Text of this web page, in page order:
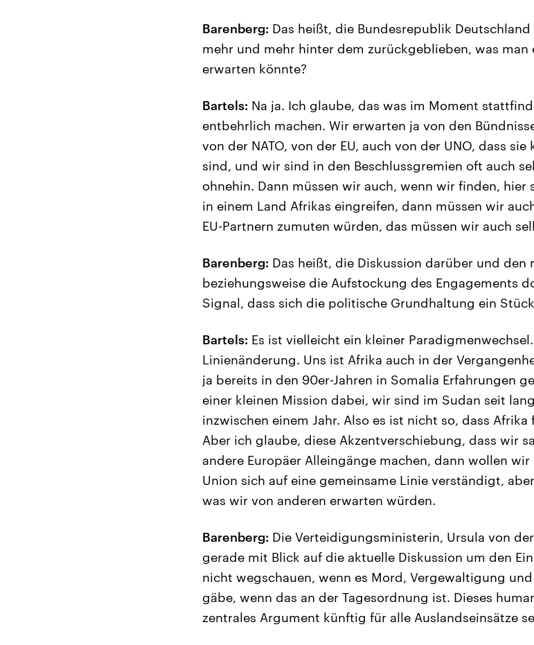
Barenberg: Das heißt, die Bundesrepublik
mehr und mehr hinter dem zurückgeblieben, was
erwarten könnte?
Bartels: Na ja. Ich glaube, das was im Moment
entbehrlich machen. Wir erwarten ja von den
von der NATO, von der EU, auch von der UNO, dass
sind, und wir sind in den Beschlussgremien oft auch
ohnehin. Dann müssen wir auch, wenn wir finden, hier
in einem Land Afrikas eingreifen, dann müssen wir
EU-Partnern zumuten würden, das müssen wir auch
Barenberg: Das heißt, die Diskussion darüber und den
beziehungsweise die Aufstockung des Engagements
Signal, dass sich die politische Grundhaltung ein
Bartels: Es ist vielleicht ein kleiner
Linienänderung. Uns ist Afrika auch in der
ja bereits in den 90er-Jahren in Somalia Erfahrungen
einer kleinen Mission dabei, wir sind im Sudan seit
inzwischen einem Jahr. Also es ist nicht so, dass
Aber ich glaube, diese Akzentverschiebung, dass wir
andere Europäer Alleingänge machen, dann wollen
Union sich auf eine gemeinsame Linie verständigt,
was wir von anderen erwarten würden.
Barenberg: Die Verteidigungsministerin, Ursula von
gerade mit Blick auf die aktuelle Diskussion um den
nicht wegschauen, wenn es Mord, Vergewaltigung
gäbe, wenn das an der Tagesordnung ist. Dieses
zentrales Argument künftig für alle Auslandseinsätze